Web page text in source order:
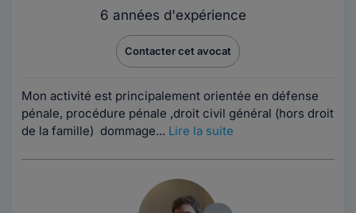
6 années d'expérience
Contacter cet avocat
Mon activité est principalement orientée en défense
pénale, procédure pénale ,droit civil général (hors droit
de la famille) dommage... Lire la suite